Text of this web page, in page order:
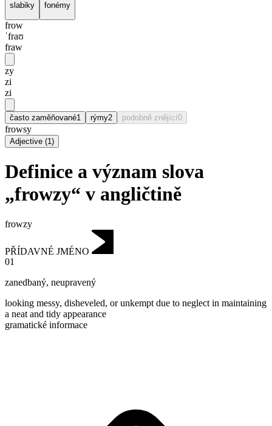
slabiky fonémy
frow
ˈfraʊ
fraw
zy
zi
zi
často zaměňované1 rýmy2 podobně znějící0
frowsy
Adjective (1)
Definice a význam slova
„frowzy“ v angličtině
frowzy
PŘÍDAVNÉ JMÉNO
01
zanedbaný, neupravený
looking messy, disheveled, or unkempt due to neglect in maintaining
a neat and tidy appearance
gramatické informace